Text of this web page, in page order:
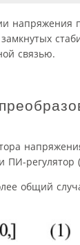
напряжения
связью.
ПИ-
общий